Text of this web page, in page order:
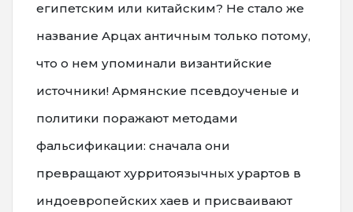
египетским или китайским? Не стало же
название Арцах античным только потому,
что о нем упоминали византийские
источники! Армянские псевдоученые и
политики поражают методами
фальсификации: сначала они
превращают хурритоязычных урартов в
индоевропейских хаев и присваивают